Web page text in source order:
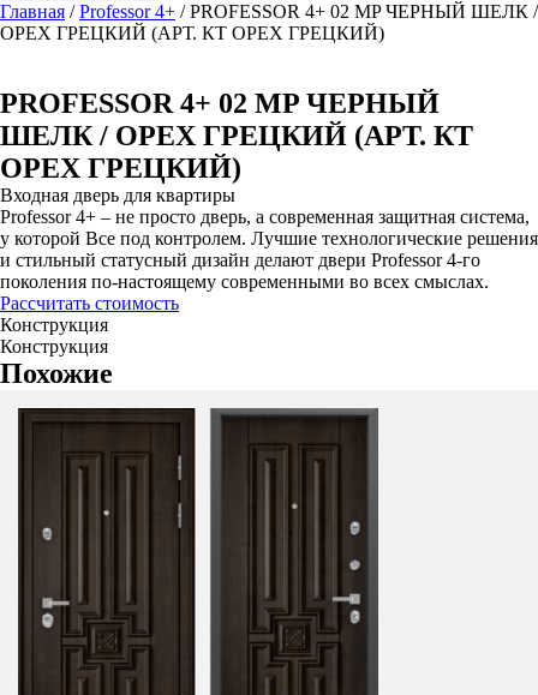
Главная /Professor 4+ / PROFESSOR 4+ 02 MP ЧЕРНЫЙ ШЕЛК /
ОРЕХ ГРЕЦКИЙ (АРТ. КТ ОРЕХ ГРЕЦКИЙ)
PROFESSOR 4+ 02 MP ЧЕРНЫЙ
ШЕЛК / ОРЕХ ГРЕЦКИЙ (АРТ. КТ
ОРЕХ ГРЕЦКИЙ)
Входная дверь для квартиры
Professor 4+ – не просто дверь, а современная защитная система,
у которой Все под контролем. Лучшие технологические решения
и стильный статусный дизайн делают двери Professor 4-го
поколения по-настоящему современными во всех смыслах.
Рассчитать стоимость
Конструкция
Конструкция
Похожие